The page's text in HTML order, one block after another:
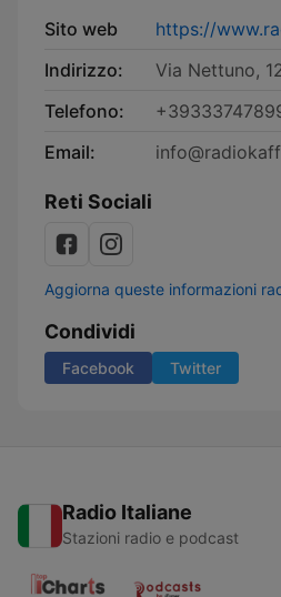
Sito web
https://
Indirizzo:
Via Nettuno,
Telefono:
Email:
Reti Sociali
Aggiorna queste informazioni
Condividi
Facebook Twitter
Radio Italiane
Stazioni radio e podcast